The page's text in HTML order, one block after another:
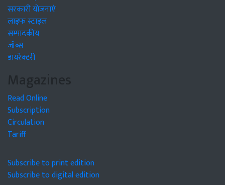
सरकारी योजनाएं
लाइफ स्टाइल
सम्पादकीय
जॉब्स
डायरेक्टरी
Magazines
Read Online
Subscription
Circulation
Tariff
Subscribe to print edition
Subscribe to digital edition